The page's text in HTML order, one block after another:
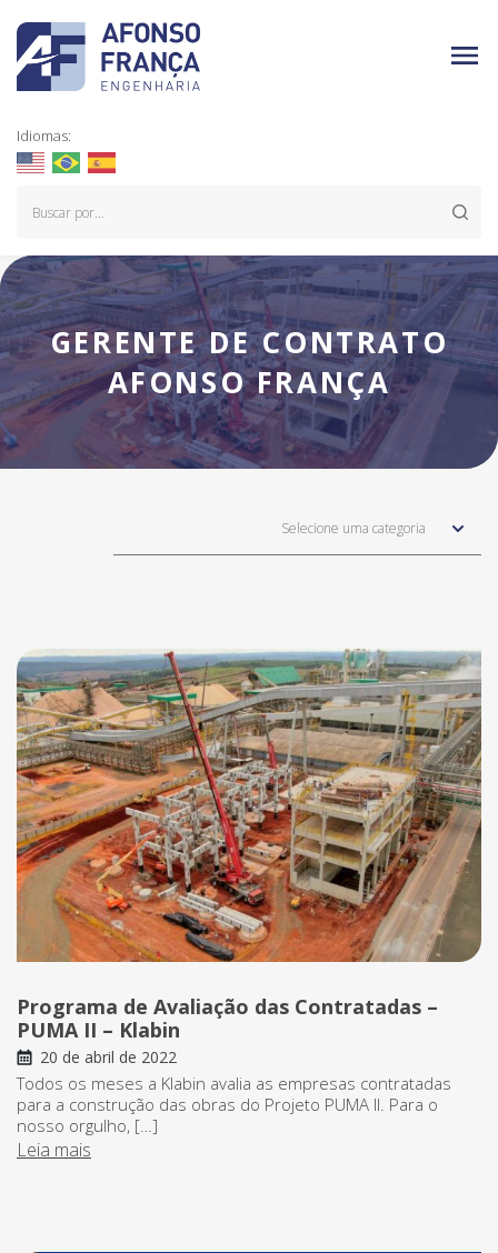
Idiomas:
GERENTE DE CONTRATO
AFONSO FRANÇA
Selecione uma categoria
Programa de Avaliação das Contratadas –
PUMA II – Klabin
20 de abril de 2022
Todos os meses a Klabin avalia as empresas contratadas
para a construção das obras do Projeto PUMA II. Para o
nosso orgulho, […]
Leia mais